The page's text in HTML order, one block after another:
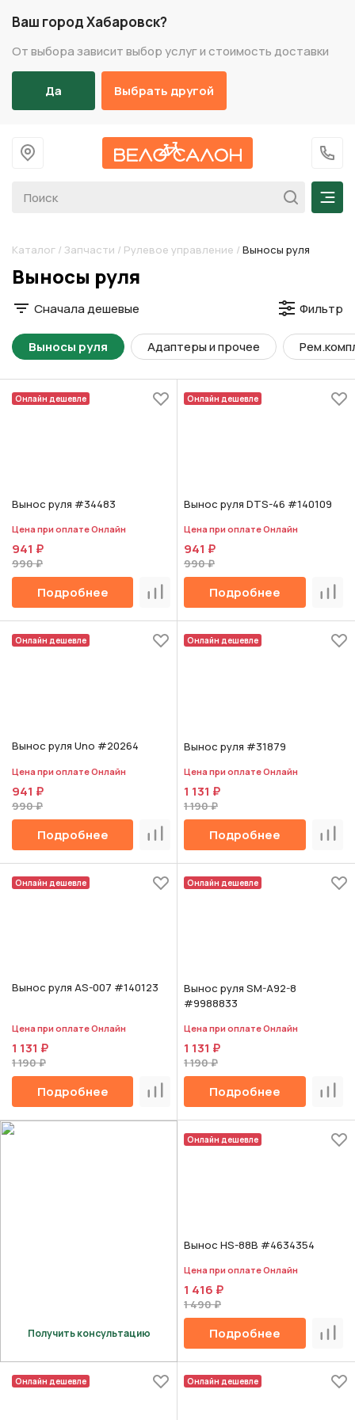
Ваш город Хабаровск?
От выбора зависит выбор услуг и стоимость доставки
Да Выбрать другой
На главную
+7
Каталог / Запчасти / Рулевое управление / Выносы руля
Разделы каталога
Выносы руля
Сначала дешевые Фильтр
Адаптеры и прочее
Выносы руля
Онлайн дешевле
Вынос руля #34483
Цена при оплате Онлайн
941 ₽
990 ₽
Подробнее Сравнить
Онлайн дешевле
Вынос руля DTS-46 #140109
Цена при оплате Онлайн
941 ₽
990 ₽
Подробнее
Онлайн дешевле
Вынос руля Uno #20264
Цена при оплате Онлайн
941 ₽
990 ₽
Подробнее Сравнить
Онлайн дешевле
Вынос руля #31879
Цена при оплате Онлайн
1 131 ₽
1 190 ₽
Подробнее
Онлайн дешевле
Вынос руля AS-007 #140123
Цена при оплате Онлайн
1 131 ₽
1 190 ₽
Подробнее Сравнить
Онлайн дешевле
Вынос руля SM-A92-8
#9988833
Цена при оплате Онлайн
1 131 ₽
1 190 ₽
Подробнее
Получить консультацию
Онлайн дешевле
Вынос HS-88B #4634354
Цена при оплате Онлайн
1 416 ₽
1 490 ₽
Подробнее
Онлайн дешевле Онлайн дешевле